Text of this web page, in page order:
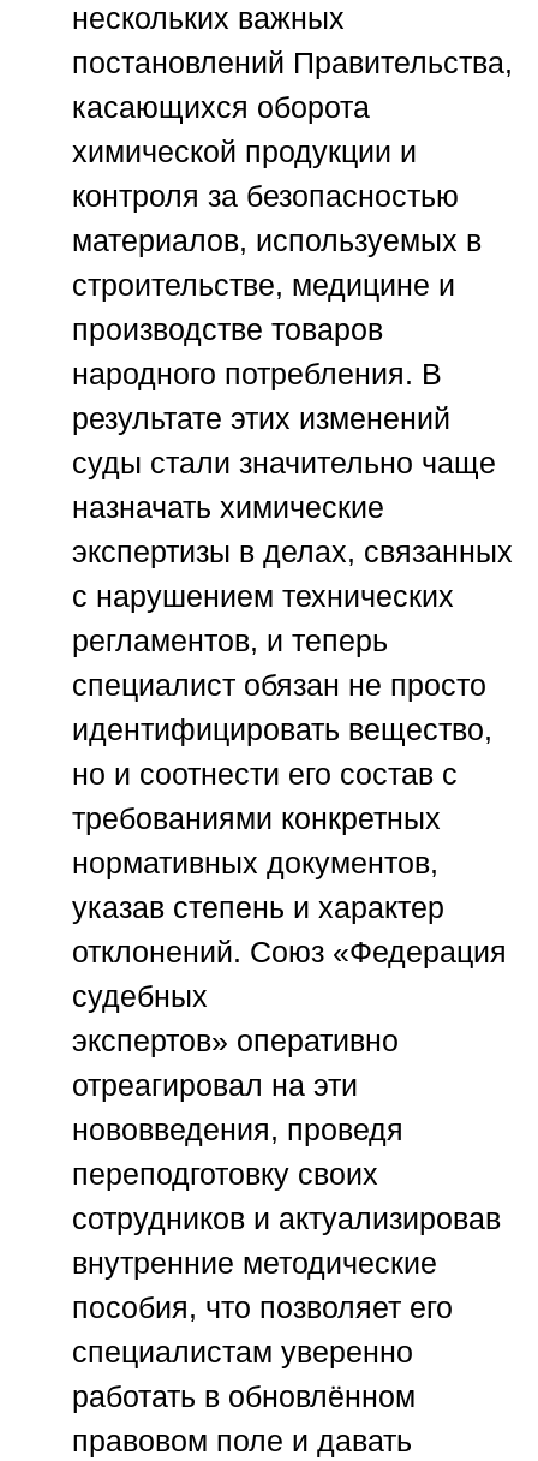
нескольких важных
постановлений Правительства,
касающихся оборота
химической продукции и
контроля за безопасностью
материалов, используемых в
строительстве, медицине и
производстве товаров
народного потребления. В
результате этих изменений
суды стали значительно чаще
назначать химические
экспертизы в делах, связанных
с нарушением технических
регламентов, и теперь
специалист обязан не просто
идентифицировать вещество,
но и соотнести его состав с
требованиями конкретных
нормативных документов,
указав степень и характер
отклонений. Союз «Федерация
судебных
экспертов» оперативно
отреагировал на эти
нововведения, проведя
переподготовку своих
сотрудников и актуализировав
внутренние методические
пособия, что позволяет его
специалистам уверенно
работать в обновлённом
правовом поле и давать